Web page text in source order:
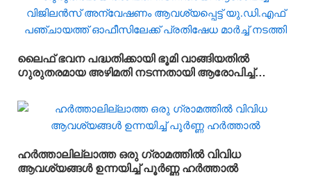
ലൈഫ് ഭവന പദ്ധതിക്കായി ഭൂമി വാങ്ങിയതിൽ
ഗുരുതരമായ അഴിമതി നടന്നതായി ആരോപിച്ച്
പഞ്ചായത്ത് ഓഫീസിലേക്ക് പ്രതിഷേധ മാർച്ച്
നടത്തി
ഹർത്താലില്ലാത്ത ഒരു ഗ്രാമത്തിൽ വിവിധ
ആവശ്യങ്ങൾ ഉന്നയിച്ച് പൂർണ്ണ ഹർത്താൽ